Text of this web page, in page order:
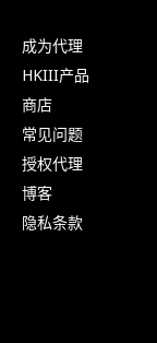
成为代理
HKIII产品
商店
常见问题
授权代理
博客
隐私条款